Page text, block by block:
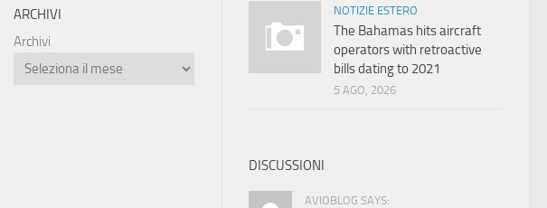
NOTIZIE ESTERO
The Bahamas hits aircraft
operators with retroactive
bills dating to 2021
5 AGO, 2026
DISCUSSIONI
AVIOBLOG SAYS:
ARCHIVI
Archivi